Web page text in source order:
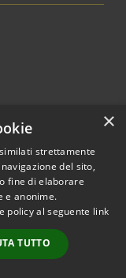
© 2026 • Comune di
•
Accesso
redazione
×
strettamente
del sito,
fine di elaborare
e anonime.
policy al seguente link
TUTTO